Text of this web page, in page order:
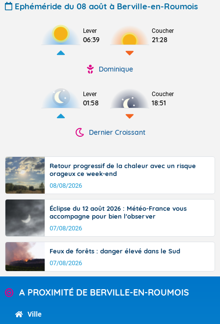
Ephéméride du 08 août à Berville-en-Roumois
Lever
06:39
Coucher
21:28
Dominique
Lever
01:58
Coucher
18:51
Dernier Croissant
Retour progressif de la chaleur avec un risque
orageux ce week-end
08/08/2026
Éclipse du 12 août 2026 : Météo-France vous
accompagne pour bien l'observer
07/08/2026
Feux de forêts : danger élevé dans le Sud
07/08/2026
A PROXIMITÉ DE BERVILLE-EN-ROUMOIS
Ville